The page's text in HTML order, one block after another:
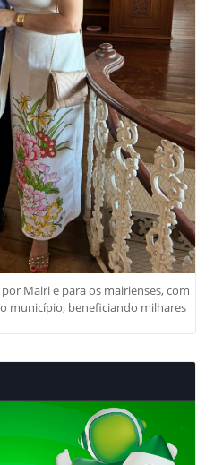
Mairi e para os mairienses, com
município, beneficiando milhares